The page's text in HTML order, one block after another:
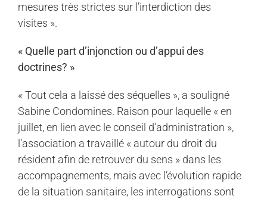
mesures très strictes sur l’interdiction des
visites ».
« Quelle part d’injonction ou d’appui des
doctrines? »
« Tout cela a laissé des séquelles », a souligné
Sabine Condomines. Raison pour laquelle « en
juillet, en lien avec le conseil d’administration »,
l’association a travaillé « autour du droit du
résident afin de retrouver du sens » dans les
accompagnements, mais avec l’évolution rapide
de la situation sanitaire, les interrogations sont